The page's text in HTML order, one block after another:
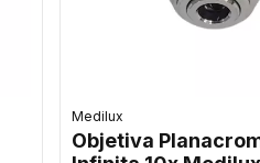
Medilux
Objetiva